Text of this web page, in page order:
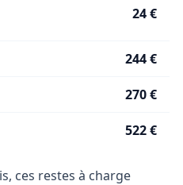
24 €
244 €
270 €
522 €
ces restes à charge